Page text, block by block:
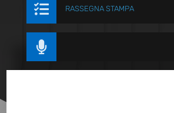
 RASSEGNA STAMPA
